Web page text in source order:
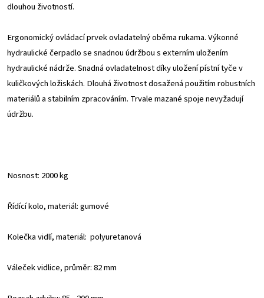
dlouhou životností.
Ergonomický ovládací prvek ovladatelný oběma rukama.Výkonné
hydraulické čerpadlo se snadnou údržbou s externím uložením
hydraulické nádrže.Snadná ovladatelnost díky uložení pístní tyče v
kuličkových ložiskách. Dlouhá životnost dosažená použitím robustních
materiálů a stabilním zpracováním. Trvale mazané spoje nevyžadují
údržbu.
Nosnost: 2000 kg
Řídící kolo, materiál: gumové
Kolečka vidlí, materiál: polyuretanová
Váleček vidlice, průměr: 82 mm